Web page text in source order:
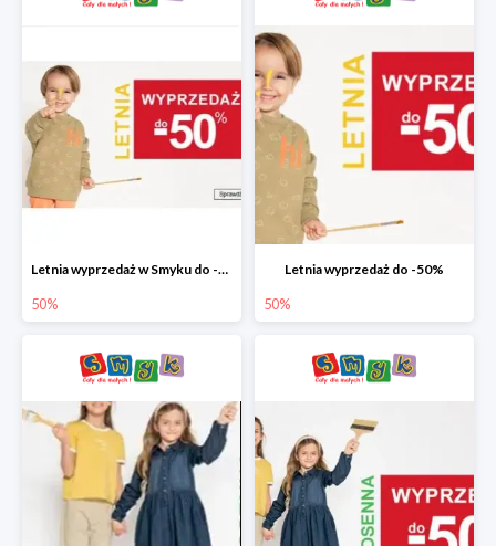
Letnia wyprzedaż w Smyku do -50%
50%
Letnia wyprzedaż do -50%
50%